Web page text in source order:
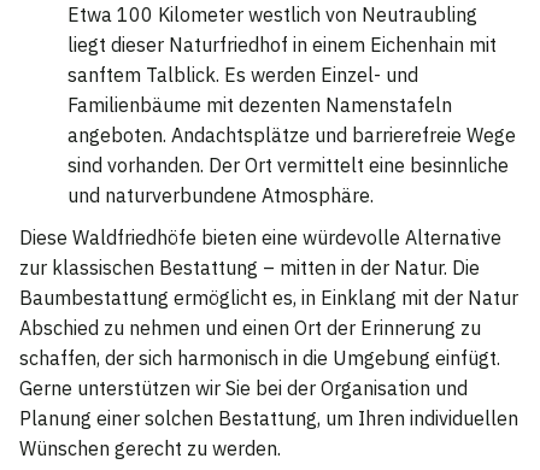
Etwa 100 Kilometer westlich von Neutraubling
liegt dieser Naturfriedhof in einem Eichenhain mit
sanftem Talblick. Es werden Einzel- und
Familienbäume mit dezenten Namenstafeln
angeboten. Andachtsplätze und barrierefreie Wege
sind vorhanden. Der Ort vermittelt eine besinnliche
und naturverbundene Atmosphäre.
Diese Waldfriedhöfe bieten eine würdevolle Alternative
zur klassischen Bestattung – mitten in der Natur. Die
Baumbestattung ermöglicht es, in Einklang mit der Natur
Abschied zu nehmen und einen Ort der Erinnerung zu
schaffen, der sich harmonisch in die Umgebung einfügt.
Gerne unterstützen wir Sie bei der Organisation und
Planung einer solchen Bestattung, um Ihren individuellen
Wünschen gerecht zu werden.